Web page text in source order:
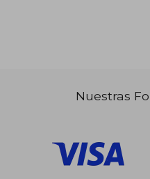
45%
$ 24.52
Nuestras